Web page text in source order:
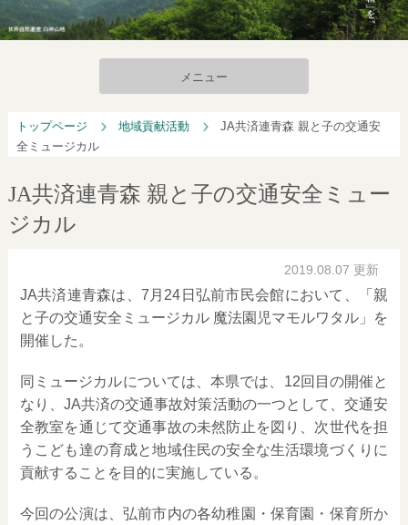
メニュー
トップページ 地域貢献活動
JA共済連青森 親と子の交通安
全ミュージカル
JA共済連青森 親と子の交通安全ミュー
ジカル
2019.08.07 更新
JA共済連青森は、7月24日弘前市民会館において、「親
と子の交通安全ミュージカル 魔法園児マモルワタル」を
開催した。
同ミュージカルについては、本県では、12回目の開催と
なり、JA共済の交通事故対策活動の一つとして、交通安
全教室を通じて交通事故の未然防止を図り、次世代を担
うこども達の育成と地域住民の安全な生活環境づくりに
貢献することを目的に実施している。
今回の公演は、弘前市内の各幼稚園・保育園・保育所か